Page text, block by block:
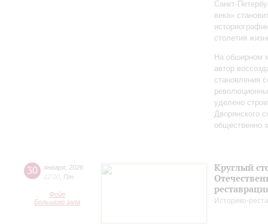
века»
столетия
На обширном
автор
становления
уделено
Дворянского
общественно
30 января 2026
Пт
Фойе
Большого зала
Круглый
Историко-